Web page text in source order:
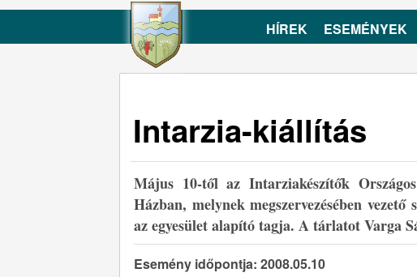
HÍREK ESEMÉNYEK
Intarzia-kiállítás
Május 10-től az Intarziakészítők
Házban, melynek megszervezésében
az egyesület alapító tagja. A tárlatot Varga
Esemény időpontja: 2008.05.10